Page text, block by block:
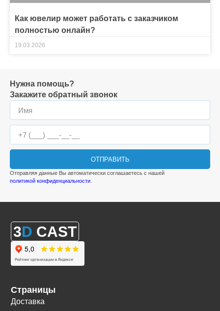
Как ювелир может работать с заказчиком
полностью онлайн?
19.03.2026
Нужна помощь?
Закажите обратный звонок
ОТПРАВИТЬ
Отправляя данные Вы автоматически соглашаетесь с нашей
политикой конфиденциальности
3D CAST
Страницы
Доставка